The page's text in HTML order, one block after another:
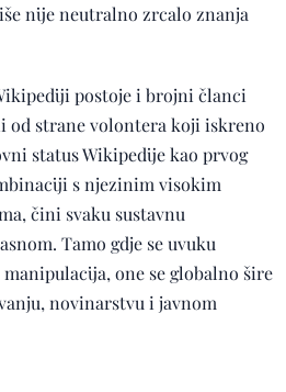
nije neutralno zrcalo znanja
postoje i brojni članci
od strane volontera koji iskreno
status Wikipedije kao prvog
s njezinim visokim
čini svaku sustavnu
Tamo gdje se uvuku
one se globalno šire
novinarstvu i javnom